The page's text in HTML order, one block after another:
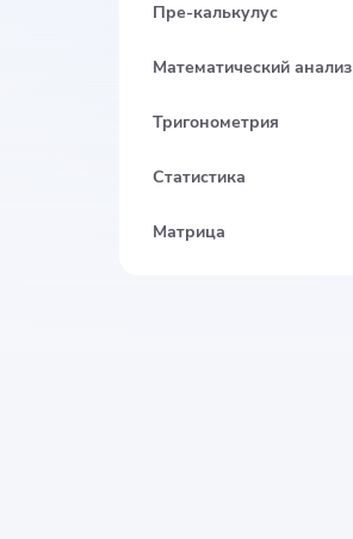
Пре-калькулус
Математический анализ
Тригонометрия
Статистика
Матрица